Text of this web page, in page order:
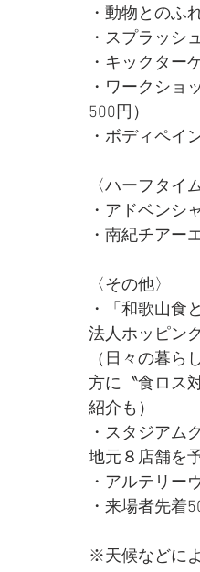
・動物とのふ
・スプラッシ
・キックター
・ワークショ
500円）
・ボディペイ
〈ハーフタイム
・アドベンシ
・南紀チアー
〈その他〉
・「和歌山食
法人ホッピン
（日々の暮
方に〝食ロス
紹介も）
・スタジアム
地元８店舗を
・アルテリー
・来場者先着
※天候などに